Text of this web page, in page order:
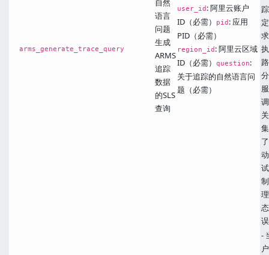
arms_generate_trace_query
自然
语言
问题
生成
ARMS
追踪
数据
的SLS
查询
user_id : 阿里云账户
ID（必需）
pid : 应用
PID（必需）
region_id : 阿里云区域
ID（必需） question:
关于追踪的自然语言问
题（必需）
误
-